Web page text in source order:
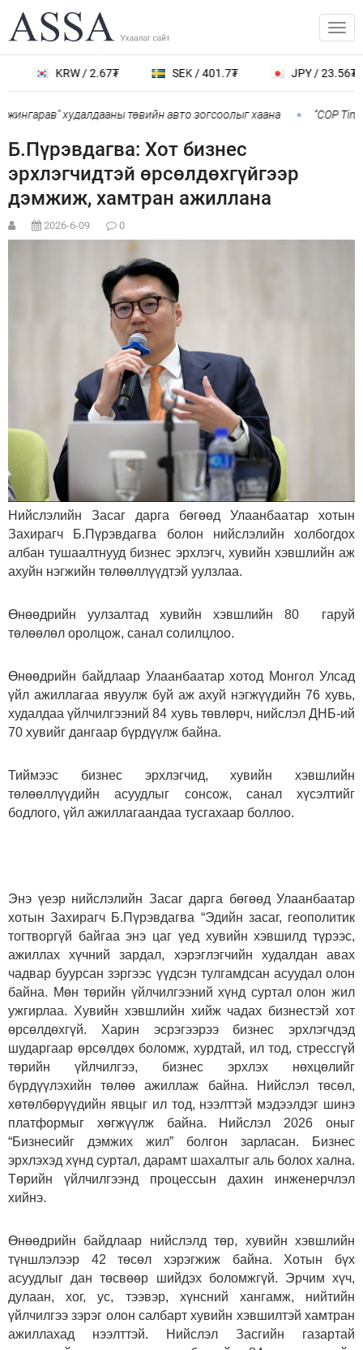
KRW / 2.67₮ SEK / 401.7₮ JPY / 23.56₮
худалдааны төвийн авто зогсоолыг хаана “COP
Б.Пүрэвдагва: Хот бизнес
эрхлэгчидтэй өрсөлдөхгүйгээр
дэмжиж, хамтран ажиллана
2026-6-09 0
Нийслэлийн Засаг дарга бөгөөд Улаанбаатар хотын
Захирагч Б.Пүрэвдагва болон нийслэлийн холбогдох
албан тушаалтнууд бизнес эрхлэгч, хувийн хэвшлийн аж
ахуйн нэгжийн төлөөллүүдтэй уулзлаа.
Өнөөдрийн уулзалтад хувийн хэвшлийн 80 гаруй
төлөөлөл оролцож, санал солилцлоо.
Өнөөдрийн байдлаар Улаанбаатар хотод Монгол Улсад
үйл ажиллагаа явуулж буй аж ахуй нэгжүүдийн 76 хувь,
худалдаа үйлчилгээний 84 хувь төвлөрч, нийслэл ДНБ-ий
70 хувийг дангаар бүрдүүлж байна.
Тиймээс бизнес эрхлэгчид, хувийн хэвшлийн
төлөөллүүдийн асуудлыг сонсож, санал хүсэлтийг
бодлого, үйл ажиллагаандаа тусгахаар боллоо.
Энэ үеэр нийслэлийн Засаг дарга бөгөөд Улаанбаатар
хотын Захирагч Б.Пүрэвдагва “Эдийн засаг, геополитик
тогтворгүй байгаа энэ цаг үед хувийн хэвшилд түрээс,
ажиллах хүчний зардал, хэрэглэгчийн худалдан авах
чадвар буурсан зэргээс үүдсэн тулгамдсан асуудал олон
байна. Мөн төрийн үйлчилгээний хүнд суртал олон жил
ужгирлаа. Хувийн хэвшлийн хийж чадах бизнестэй хот
өрсөлдөхгүй. Харин эсрэгээрээ бизнес эрхлэгчдэд
шударгаар өрсөлдөх боломж, хурдтай, ил тод, стрессгүй
төрийн үйлчилгээ, бизнес эрхлэх нөхцөлийг
бүрдүүлэхийн төлөө ажиллаж байна. Нийслэл төсөл,
хөтөлбөрүүдийн явцыг ил тод, нээлттэй мэдээлдэг шинэ
платформыг хөгжүүлж байна. Нийслэл 2026 оныг
“Бизнесийг дэмжих жил” болгон зарласан. Бизнес
эрхлэхэд хүнд суртал, дарамт шахалтыг аль болох хална.
Төрийн үйлчилгээнд процессын дахин инженерчлэл
хийнэ.
Өнөөдрийн байдлаар нийслэлд төр, хувийн хэвшлийн
түншлэлээр 42 төсөл хэрэгжиж байна. Хотын бүх
асуудлыг дан төсвөөр шийдэх боломжгүй. Эрчим хүч,
дулаан, хог, ус, тээвэр, хүнсний хангамж, нийтийн
үйлчилгээ зэрэг олон салбарт хувийн хэвшилтэй хамтран
ажиллахад нээлттэй. Нийслэл Засгийн газартай